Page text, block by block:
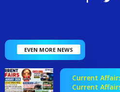
EVEN MORE NEWS
Current
Current